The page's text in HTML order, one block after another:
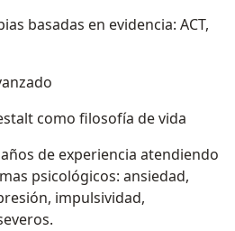
basadas en evidencia: ACT,
como filosofía de vida
de experiencia atendiendo
psicológicos: ansiedad,
impulsividad,